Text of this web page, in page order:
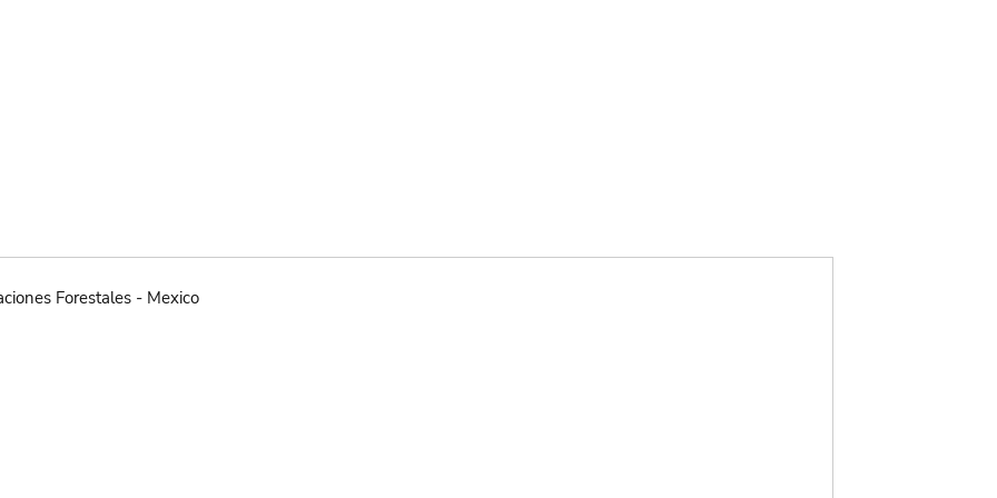
Forestales - Mexico